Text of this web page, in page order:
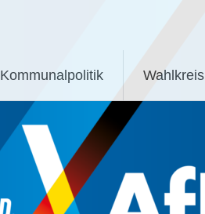
Kommunalpolitik Wahlkreis